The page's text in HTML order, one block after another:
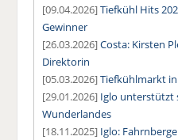
[09.04.2026]Tiefkühl Hits
Gewinner
[26.03.2026]Costa: Kirsten
Direktorin
[05.03.2026]Tiefkühlmarkt
[29.01.2026] Iglo unterstützt
Wunderlandes
[18.11.2025] Iglo: